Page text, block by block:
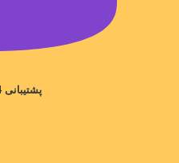
پشتیبانی 24 ساعته